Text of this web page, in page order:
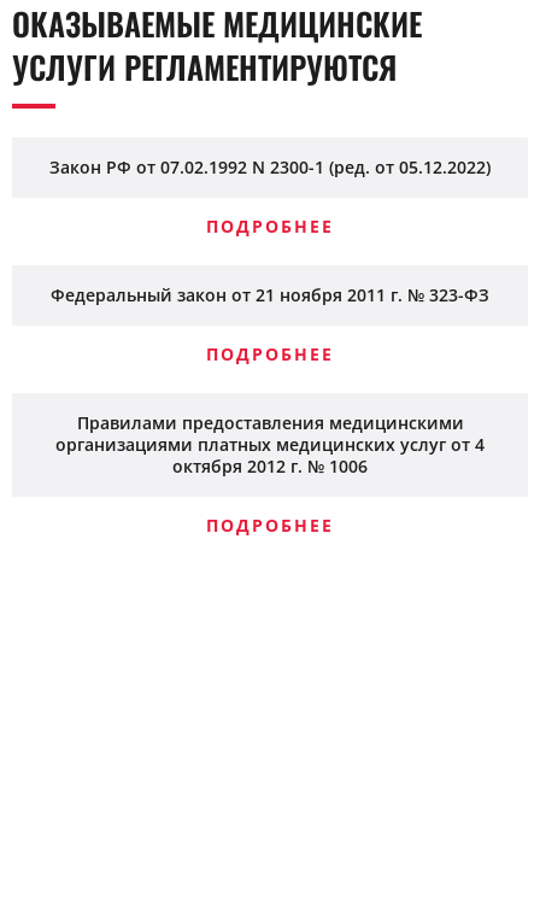
причины необходимы для успеха.
кожи или гормональный сбой. Решение принимает
невролог, оценивая состояние и эффект. Для устойчивого
результата блокады сочетают с ЛФК, физиотерапией и
медикаментами, чтобы устранить причину боли и снизить
ОКАЗЫВАЕМЫЕ МЕДИЦИНСКИЕ
УСЛУГИ РЕГЛАМЕНТИРУЮТСЯ
Закон РФ от 07.02.1992 N 2300-1 (ред. от 05.12.2022)
ПОДРОБНЕЕ
Федеральный закон от 21 ноября 2011 г. № 323-ФЗ
ПОДРОБНЕЕ
Правилами предоставления медицинскими
организациями платных медицинских услуг от 4
октября 2012 г. № 1006
ПОДРОБНЕЕ